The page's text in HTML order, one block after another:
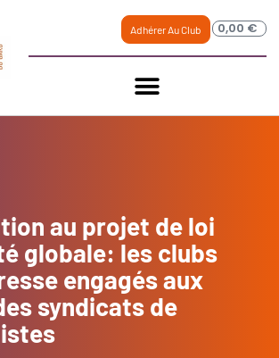
Adhérer Au Club 0,00 €
au projet de loi
globale: les clubs
engagés aux
syndicats de